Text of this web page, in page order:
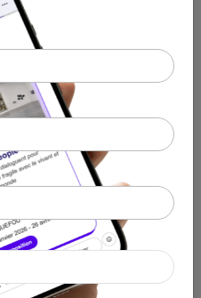
de la densité aux
de travaux des
un espace de
de l’esquisse
l’artiste a
peint spécifique. Ce
répétés pour
le
dans la galerie.